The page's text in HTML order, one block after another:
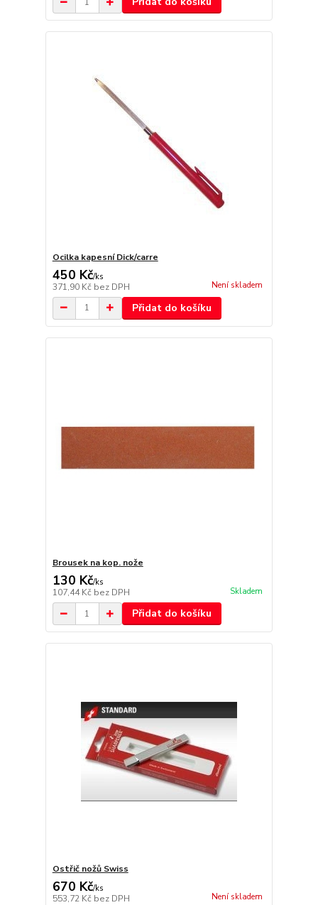
Ocilka kapesní Dick/carre
450 Kč/ks
371,90 Kč bez DPH Není skladem
Přidat do košíku
Brousek na kop. nože
130 Kč/ks
107,44 Kč bez DPH Skladem
Přidat do košíku
Ostřič nožů Swiss
670 Kč/ks
553,72 Kč bez DPH Není skladem